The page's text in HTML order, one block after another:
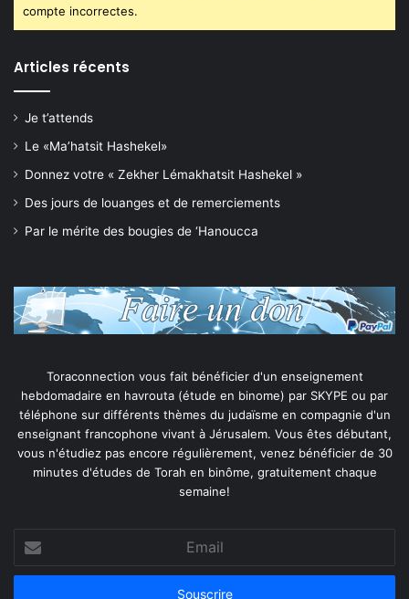
compte incorrectes.
Articles récents
Je t’attends
Le «Ma’hatsit Hashekel»
Donnez votre « Zekher Lémakhatsit Hashekel »
Des jours de louanges et de remerciements
Par le mérite des bougies de ‘Hanoucca
Toraconnection vous fait bénéficier d'un enseignement
hebdomadaire en havrouta (étude en binome) par SKYPE ou par
téléphone sur différents thèmes du judaïsme en compagnie d'un
enseignant francophone vivant à Jérusalem. Vous êtes débutant,
vous n'étudiez pas encore régulièrement, venez bénéficier de 30
minutes d'études de Torah en binôme, gratuitement chaque
semaine!